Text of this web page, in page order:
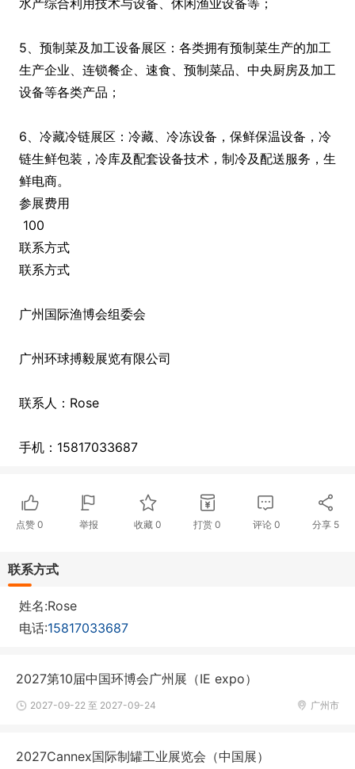
水产综合利用技术与设备、休闲渔业设备等；
5、预制菜及加工设备展区：各类拥有预制菜生产的加工
生产企业、连锁餐企、速食、预制菜品、中央厨房及加工
设备等各类产品；
6、冷藏冷链展区：冷藏、冷冻设备，保鲜保温设备，冷
链生鲜包装，冷库及配套设备技术，制冷及配送服务，生
鲜电商。
参展费用
100
联系方式
联系方式
广州国际渔博会组委会
广州环球搏毅展览有限公司
联系人：Rose
手机：15817033687
点赞 0 举报 收藏0 打赏 0 评论 0 分享 5
联系方式
姓名:Rose
电话:15817033687
2027第10届中国环博会广州展（IE expo）
广州市
2027-09-22 至 2027-09-24
2027Cannex国际制罐工业展览会（中国展）